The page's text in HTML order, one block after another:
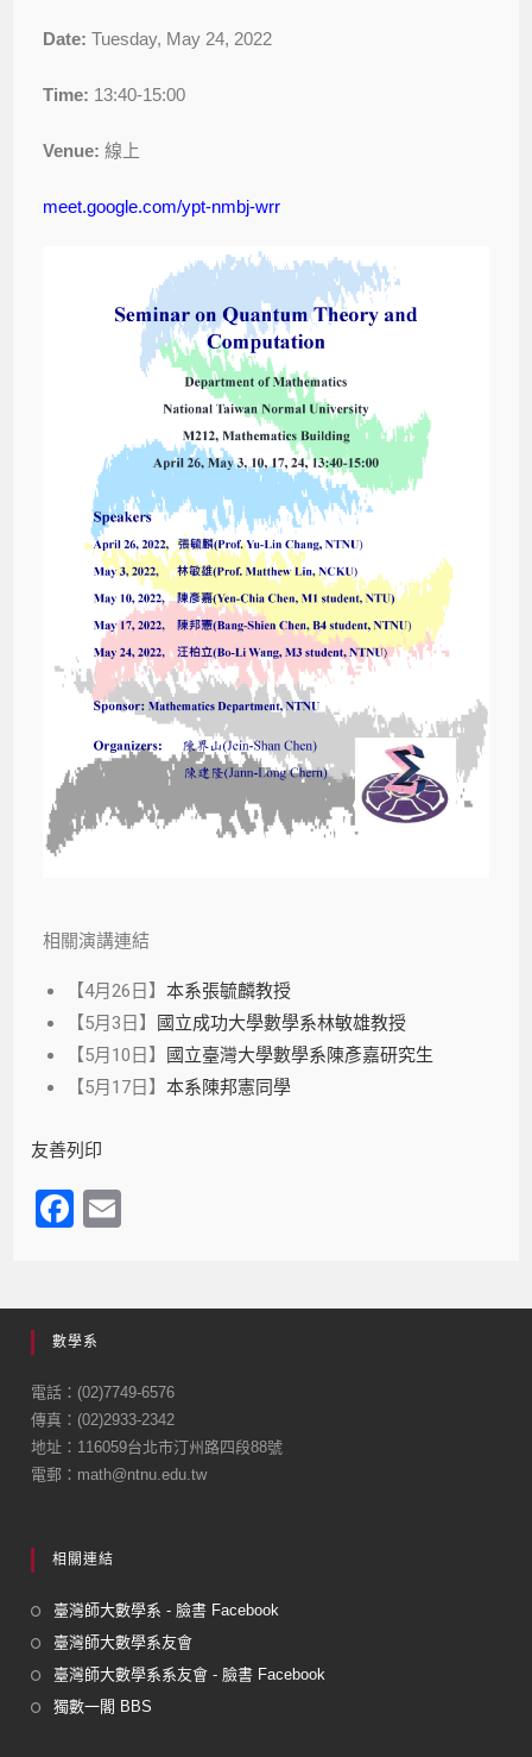
Date: Tuesday, May 24, 2022
Time: 13:40-15:00
Venue: 線上
meet.google.com/ypt-nmbj-wrr
相關演講連結
【4月26日】本系張毓麟教授
【5月3日】 國立成功大學數學系林敏雄教授
【5月10日】 國立臺灣大學數學系陳彥嘉研究生
【5月17日】本系陳邦憲同學
友善列印
F
e
b
o
o
k
數學系
電話：(02)7749-6576
傳真：(02)2933-2342
地址：116059台北市汀州路四段88號
電郵：math@ntnu.edu.tw
相關連結
臺灣師大數學系 - 臉書 Facebook
臺灣師大數學系友會
臺灣師大數學系系友會 - 臉書 Facebook
獨數一閣 BBS